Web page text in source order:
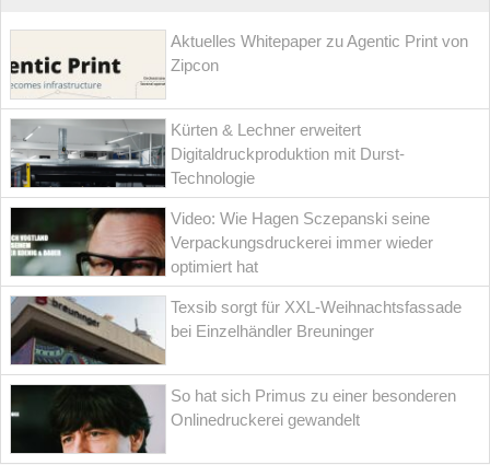
Aktuelles Whitepaper zu Agentic Print von
Zipcon
Kürten & Lechner erweitert
Digitaldruckproduktion mit Durst-
Technologie
Video: Wie Hagen Sczepanski seine
Verpackungsdruckerei immer wieder
optimiert hat
Texsib sorgt für XXL-Weihnachtsfassade
bei Einzelhändler Breuninger
So hat sich Primus zu einer besonderen
Onlinedruckerei gewandelt